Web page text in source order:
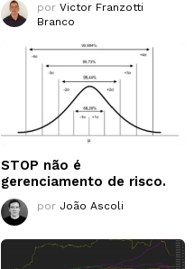
por Victor Franzotti
Branco
STOP não é
gerenciamento de risco.
por João Ascoli